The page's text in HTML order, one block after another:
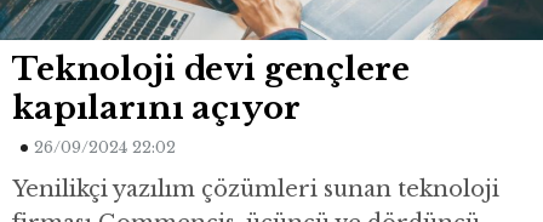
Teknoloji devi gençlere
kapılarını açıyor
26/09/2024 22:02
Yenilikçi yazılım çözümleri sunan teknoloji